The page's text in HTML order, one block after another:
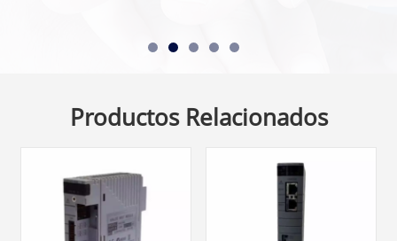
Productos Relacionados